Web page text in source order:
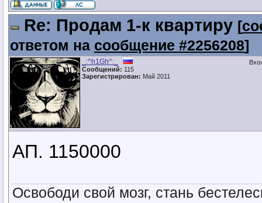
Re: Продам 1-к квартиру [
ответом на сообщение #2256208]
_:^h1Gh^:_
Сообщений: 115
Зарегистрирован: Май 2011
АП. 1150000
Освободи свой мозг, стань